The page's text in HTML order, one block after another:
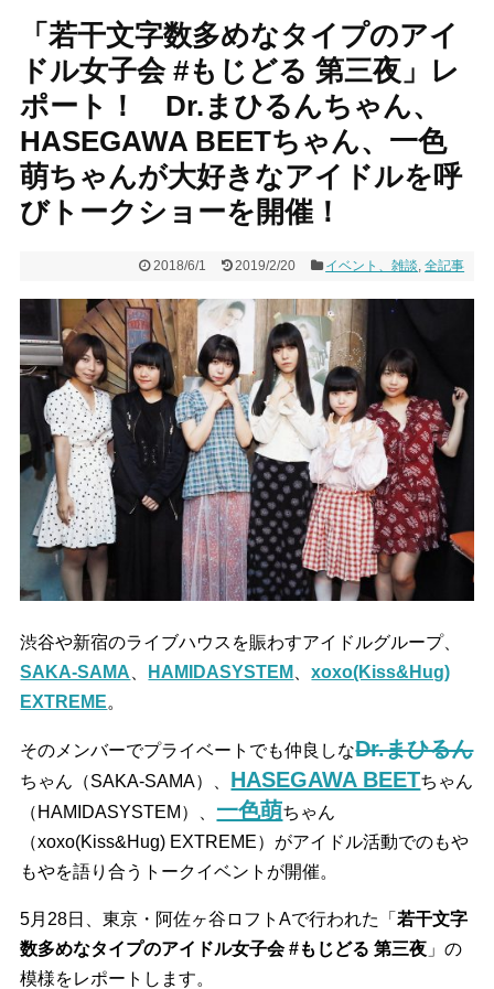
「若干文字数多めなタイプのアイ
ドル女子会 #もじどる 第三夜」レ
ポート！ Dr.まひるんちゃん、
HASEGAWA BEETちゃん、一色
萌ちゃんが大好きなアイドルを呼
びトークショーを開催！
2018/6/1 2019/2/20 イベント、雑談,全記事
渋谷や新宿のライブハウスを賑わすアイドルグループ、
SAKA-SAMA
HAMIDASYSTEM 、xoxo(Kiss&Hug)
EXTREME。
そのメンバーでプライベートでも仲良しなDr.まひるん
ちゃん（SAKA-SAMA）、 HASEGAWA BEETちゃん
（HAMIDASYSTEM）、 一色萌ちゃん
（xoxo(Kiss&Hug) EXTREME）がアイドル活動でのもや
もやを語り合うトークイベントが開催。
5月28日、東京・阿佐ヶ谷ロフトAで行われた「若干文字
数多めなタイプのアイドル女子会 #もじどる 第三夜 」の
模様をレポートします。